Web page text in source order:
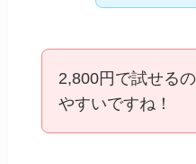
2,800円で試せる
やすいですね！